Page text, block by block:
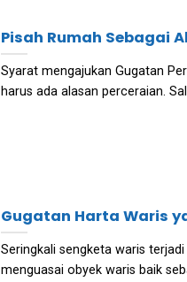
Pisah Rumah Sebagai
Syarat mengajukan Gugatan
harus ada alasan perceraian.
Gugatan Harta Waris
Seringkali sengketa waris
menguasai obyek waris baik